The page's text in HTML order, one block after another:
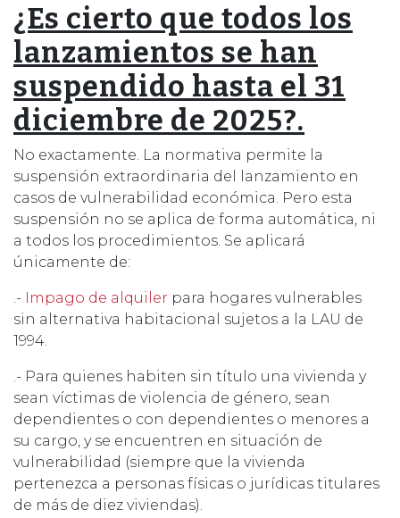
¿Es cierto que todos los
lanzamientos se han
suspendido hasta el 31
diciembre de 2025?.
No exactamente. La normativa permite la
suspensión extraordinaria del lanzamiento en
casos de vulnerabilidad económica. Pero esta
suspensión no se aplica de forma automática, ni
a todos los procedimientos. Se aplicará
únicamente de:
.- Impago de alquiler para hogares vulnerables
sin alternativa habitacional sujetos a la LAU de
1994.
.- Para quienes habiten sin título una vivienda y
sean víctimas de violencia de género, sean
dependientes o con dependientes o menores a
su cargo, y se encuentren en situación de
vulnerabilidad (siempre que la vivienda
pertenezca a personas físicas o jurídicas titulares
de más de diez viviendas).